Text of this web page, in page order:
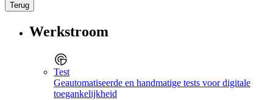
Terug
Werkstroom
Test
Geautomatiseerde en handmatige tests voor digitale
toegankelijkheid